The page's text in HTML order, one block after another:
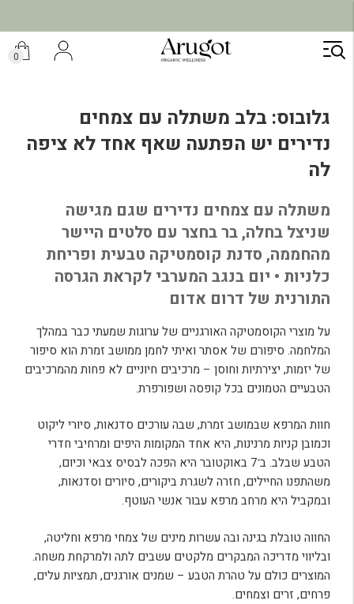
דילוג
לתוכן
0
גלובוס: בלב משתלה עם צמחים
נדירים יש הפתעה שאף אחד לא ציפה
לה
משתלה עם צמחים נדירים שגם מגישה
שניצל בחלה, בר בחצר עם סלטים היישר
מהחממה, סדנת קוסמטיקה טבעית ופריחת
כלניות • יום בנגב המערבי לקראת הגרסה
התורנית של דרום אדום
על מוצרי הקוסמטיקה האורגניים של ערוגות שמעתי כבר במהלך
המלחמה. סיפורם של אסתר ואיתי לחמן ממושב זמרת הוא סיפור
של יזמות, יצירתיות וחוסן – מרכיבים חיוניים לא פחות מהמרכיבים
הטבעיים הטמונים בכל קופסה ושפורפרת.
חוות המרפא שבמושב זמרת, שבה עורכים סדנאות, סיורי ליקוט
וכמובן קניות מרנינות, היא אחד המקומות היפים ומרחיבי חדרי
הטבע שבלב. ב־7 באוקטובר היא הפכה לבסיס צבאי וכיום,
משהתפנו החיילים, חזרה לשגרת ביקורים, סיורים וסדנאות,
ובמקביל היא מרחב מרפא עבור אנשי העוטף.
החווה טובלת בגינה ובה עשרות מינים של צמחי מרפא וחליטה,
ובליווי מדריכה המבקרים מלקטים עשבים לתה ולמרקחת משחה.
המוצרים כולם על טהרת הטבע – שמנים אורגנים, תמציות עלים,
פרחים, זרים וצמחים.